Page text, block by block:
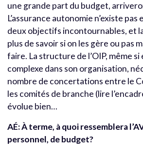
une grande part du budget,
L’assurance autonomie n’existe
deux objectifs incontournables, et
plus de savoir si on les gère ou pas
faire. La structure de l’OIP, même si
complexe dans son organisation,
nombre de concertations entre le
les comités de branche (lire
évolue bien…
AÉ:À terme, à quoi ressemblera
personnel, de budget?